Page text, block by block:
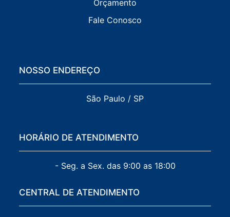
Orçamento
Fale Conosco
NOSSO ENDEREÇO
São Paulo / SP
HORÁRIO DE ATENDIMENTO
- Seg. a Sex. das 9:00 as 18:00
CENTRAL DE ATENDIMENTO